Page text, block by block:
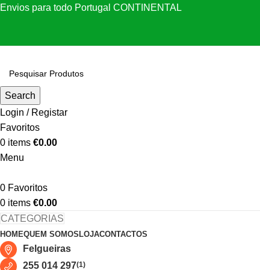
Envios para todo Portugal CONTINENTAL
Search
Login / Registar
Favoritos
0 items €0.00
Menu
0 Favoritos
0 items €0.00
CATEGORIAS
HOMEQUEM SOMOS LOJACONTACTOS
Felgueiras
255 014 297(1)